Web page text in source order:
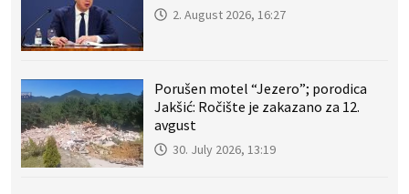
2. August 2026, 16:27
Porušen motel “Jezero”; porodica
Jakšić: Ročište je zakazano za 12.
avgust
30. July 2026, 13:19